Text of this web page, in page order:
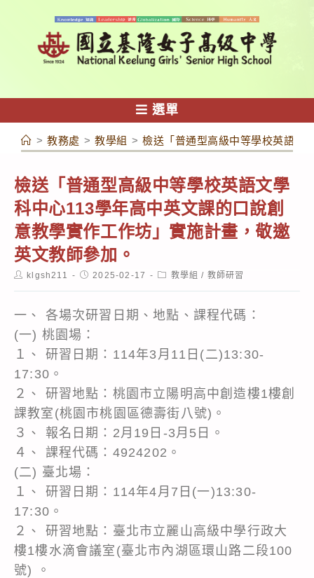
容
選單
> 教務處 > 教學組 > 檢送「普通型高級中等學校英語文
檢送「普通型高級中等學校英語文學
科中心113學年高中英文課的口說創
意教學實作工作坊」實施計畫，敬邀
英文教師參加。
Postklgsh211
Post2025-02-17
Post教學組 / 教師研習
一、 各場次研習日期、地點、課程代碼：
(一) 桃園場：
１、 研習日期：114年3月11日(二)13:30-
17:30。
２、 研習地點：桃園市立陽明高中創造樓1樓創
課教室(桃園市桃園區德壽街八號)。
３、 報名日期：2月19日-3月5日。
４、 課程代碼：4924202。
(二) 臺北場：
１、 研習日期：114年4月7日(一)13:30-
17:30。
２、 研習地點：臺北市立麗山高級中學行政大
樓1樓水滴會議室(臺北市內湖區環山路二段100
號) 。